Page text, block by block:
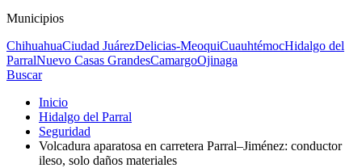
Municipios
ChihuahuaCiudad JuárezDelicias-MeoquiCuauhtémocHidalgo del
ParralNuevo Casas GrandesCamargoOjinaga
Buscar
Inicio
Hidalgo del Parral
Seguridad
Volcadura aparatosa en carretera Parral–Jiménez: conductor
ileso, solo daños materiales